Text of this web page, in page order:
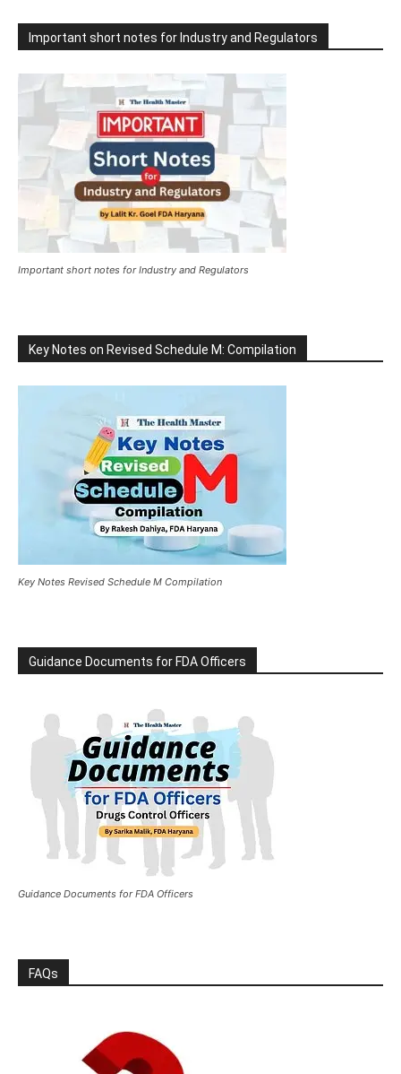
Important short notes for Industry and Regulators
Important short notes for Industry and Regulators
Key Notes on Revised Schedule M: Compilation
Key Notes Revised Schedule M Compilation
Guidance Documents for FDA Officers
Guidance Documents for FDA Officers
FAQs